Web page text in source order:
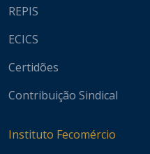
REPIS
ECICS
Certidões
Contribuição Sindical
Instituto Fecomércio